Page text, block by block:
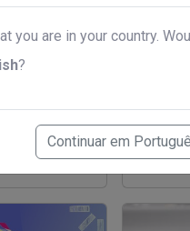
you are in your country.
?
Continuar em
dentaria
R$